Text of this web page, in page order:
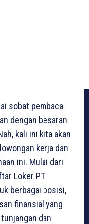
sobat pembaca
dengan besaran
kali ini kita akan
kerja dan
ini. Mulai dari
Loker PT
berbagai posisi,
finansial yang
dan